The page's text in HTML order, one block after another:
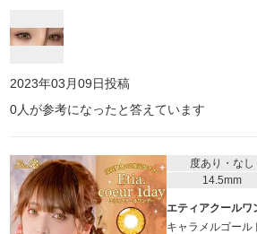
2023年03月09日投稿
0人が参考になったと答えています
度あり・なし
14.5mm
エティアクールワ
キャラメルゴール